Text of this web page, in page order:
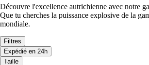
Découvre l'excellence autrichienne avec notre
Que tu cherches la puissance explosive de la
mondiale.
Filtres
Expédié en 24h
Taille